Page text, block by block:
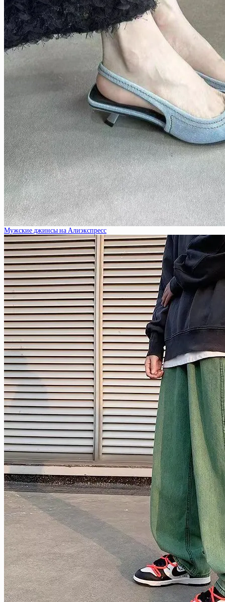
Мужские джинсы на Алиэкспресс